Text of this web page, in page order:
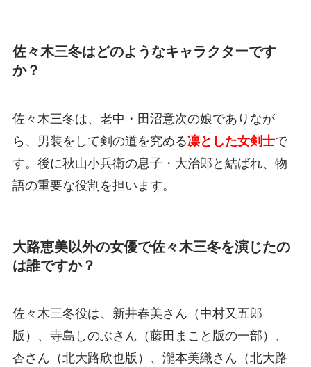
佐々木三冬はどのようなキャラクターです
か？
佐々木三冬は、老中・田沼意次の娘でありなが
ら、男装をして剣の道を究める凛とした女剣士で
す。後に秋山小兵衛の息子・大治郎と結ばれ、物
語の重要な役割を担います。
大路恵美以外の女優で佐々木三冬を演じたの
は誰ですか？
佐々木三冬役は、新井春美さん（中村又五郎
版）、寺島しのぶさん（藤田まこと版の一部）、
杏さん（北大路欣也版）、瀧本美織さん（北大路